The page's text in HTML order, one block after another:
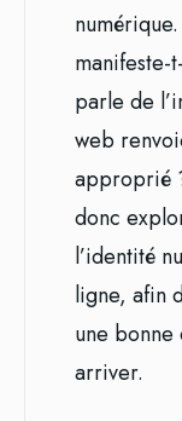
manifeste-
parle de
web
approprié
donc
l’identité
ligne, afin
une
arriver.